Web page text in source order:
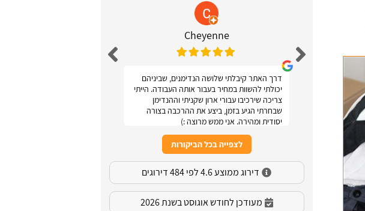
Cheyenne
דרך האתר קיבלתי שלושה הנדימנים, שביניהם
יכולתי להשוות במחיר בעבור אותה העבודה. הייתי
צריכה שירכיבו עבורי ארון שקניתי וההנדימן
שבחרתי הגיע בזמן, ביצע את ההרכבה בצורה
יסודית ומהירה. אני ממש מרוצה :)
לצפייה בכל הביקורות
דירוג ממוצע 4.6 לפי 484 דירוגים
מעודכן לחודש אוגוסט בשנת 2026